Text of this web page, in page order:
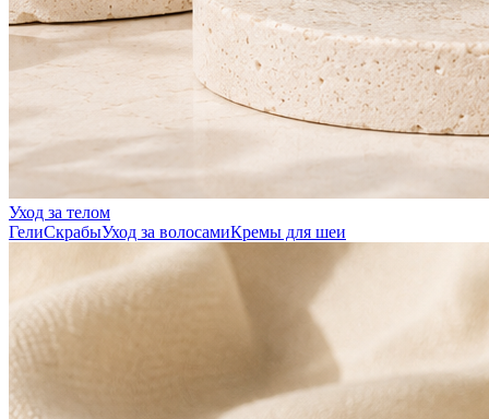
Уход за телом
ГелиСкрабыУход за волосамиКремы для шеи